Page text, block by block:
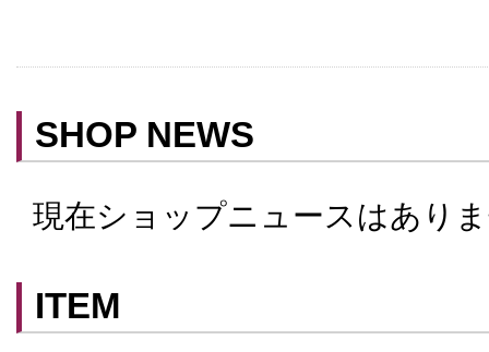
ベビールーム
クレジットカード利用
テイクアウト可
SHOP NEWS
現在ショップニュースはあり
ITEM